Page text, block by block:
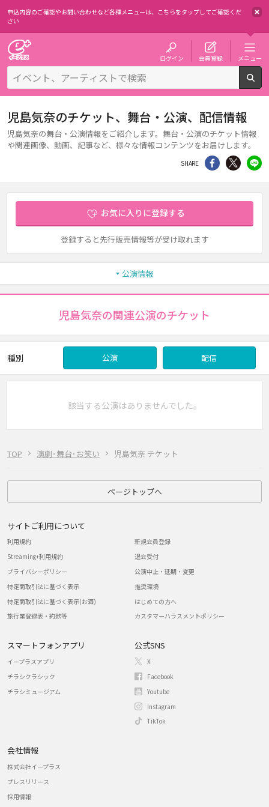
申込内容のご確認やお問い合わせなど各種メニューは、 こちらをタップしてご確認くだ
さい
ログイン 会員登録 メニュー
TOP 演劇･舞台･お笑い 児島気奈 チケット
児島気奈のチケット、舞台・公演、配信情報
児島気奈の舞台・公演情報をご紹介します。舞台・公演のチケット情報
や関連画像、動画、記事など、様々な情報コンテンツをお届けします。
SHARE シェア Twitter
お気に入りに登録する
登録すると先行販売情報等が受け取れます
公演情報
児島気奈の関連公演のチケット
種別 公演 配信
該当する公演はありませんでした。
ページトップへ
サイトご利用について
利用規約
Streaming+利用規約
プライバシーポリシー
特定商取引法に基づく表示
特定商取引法に基づく表示(お酒)
旅行業登録表・約款等
新規会員登録
退会受付
公演中止・延期・変更
推奨環境
はじめての方へ
カスタマーハラスメントポリシー
スマートフォンアプリ
イープラスアプリ
チラシクラシック
チラシミュージアム
公式SNS
X
Facebook
Youtube
Instagram
TikTok
会社情報
株式会社イープラス
プレスリリース
採用情報